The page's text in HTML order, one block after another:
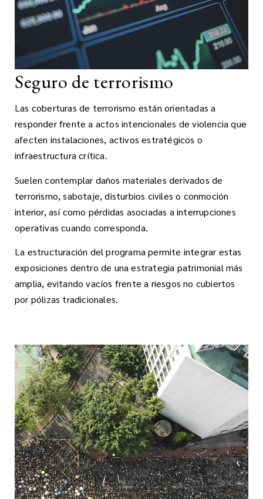
Seguro de terrorismo
Las coberturas de terrorismo están orientadas a
responder frente a actos intencionales de violencia que
afecten instalaciones, activos estratégicos o
infraestructura crítica.
Suelen contemplar daños materiales derivados de
terrorismo, sabotaje, disturbios civiles o conmoción
interior, así como pérdidas asociadas a interrupciones
operativas cuando corresponda.
La estructuración del programa permite integrar estas
exposiciones dentro de una estrategia patrimonial más
amplia, evitando vacíos frente a riesgos no cubiertos
por pólizas tradicionales.